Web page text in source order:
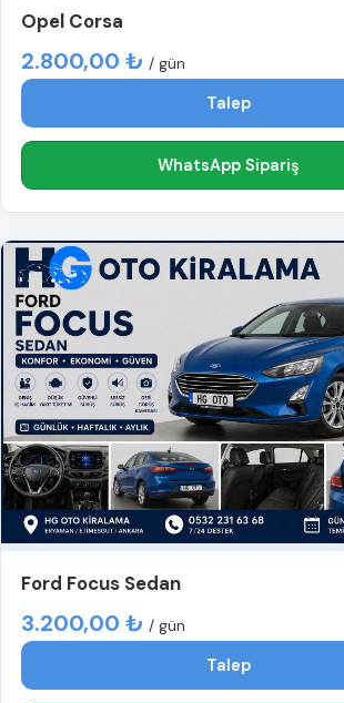
Opel Corsa
2.800,00 ₺ / gün
Talep
WhatsApp Sipariş
Ford Focus Sedan
3.200,00 ₺ / gün
Talep